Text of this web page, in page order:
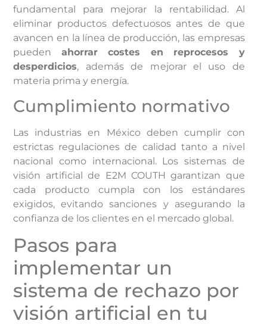
fundamental para mejorar la rentabilidad. Al
eliminar productos defectuosos antes de que
avancen en la línea de producción, las empresas
pueden ahorrar costes en reprocesos y
desperdicios, además de mejorar el uso de
materia prima y energía.
Cumplimiento normativo
Las industrias en México deben cumplir con
estrictas regulaciones de calidad tanto a nivel
nacional como internacional. Los sistemas de
visión artificial de E2M COUTH garantizan que
cada producto cumpla con los estándares
exigidos, evitando sanciones y asegurando la
confianza de los clientes en el mercado global.
Pasos para
implementar un
sistema de rechazo por
visión artificial en tu